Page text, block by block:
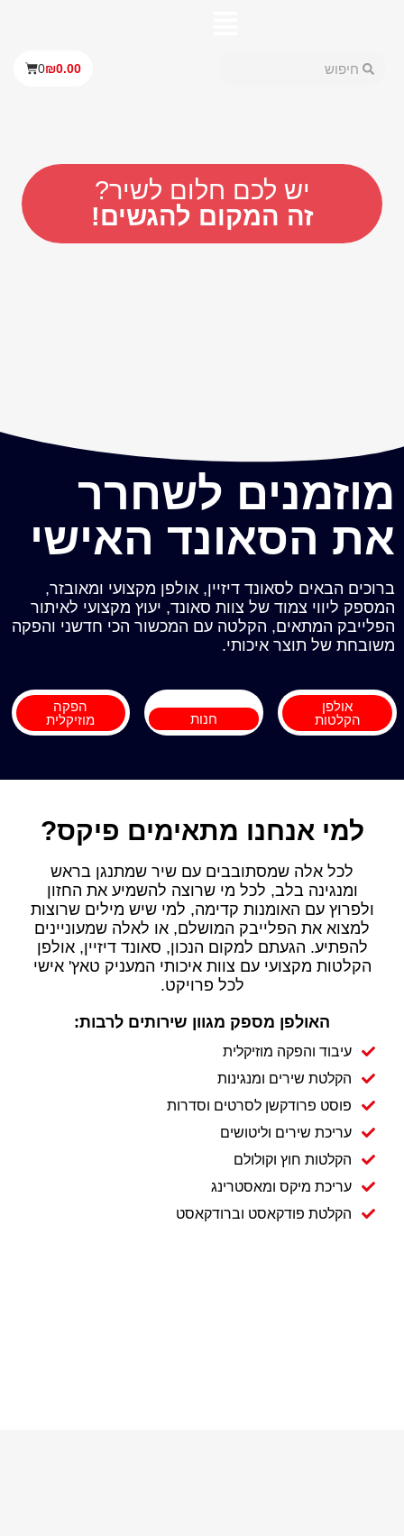
₪0.00
0
יש לכם חלום לשיר?
זה המקום להגשים!
מוזמנים לשחרר
את הסאונד האישי
ברוכים הבאים לסאונד דיזיין, אולפן מקצועי ומאובזר,
המספק ליווי צמוד של צוות סאונד, יעוץ מקצועי לאיתור
הפלייבק המתאים, הקלטה עם המכשור הכי חדשני והפקה
משובחת של תוצר איכותי.
אולפן
הקלטות
חנות
הפקה
מוזיקלית
למי אנחנו מתאימים פיקס?
לכל אלה שמסתובבים עם שיר שמתנגן בראש
ומנגינה בלב, לכל מי שרוצה להשמיע את החזון
ולפרוץ עם האומנות קדימה, למי שיש מילים שרוצות
למצוא את הפלייבק המושלם, או לאלה שמעוניינים
להפתיע. הגעתם למקום הנכון, סאונד דיזיין, אולפן
הקלטות מקצועי עם צוות איכותי המעניק טאץ' אישי
לכל פרויקט.
האולפן מספק מגוון שירותים לרבות:
עיבוד והפקה מוזיקלית
הקלטת שירים ומנגינות
פוסט פרודקשן לסרטים וסדרות
עריכת שירים וליטושים
הקלטות חוץ וקולולם
עריכת מיקס ומאסטרינג
הקלטת פודקאסט וברודקאסט